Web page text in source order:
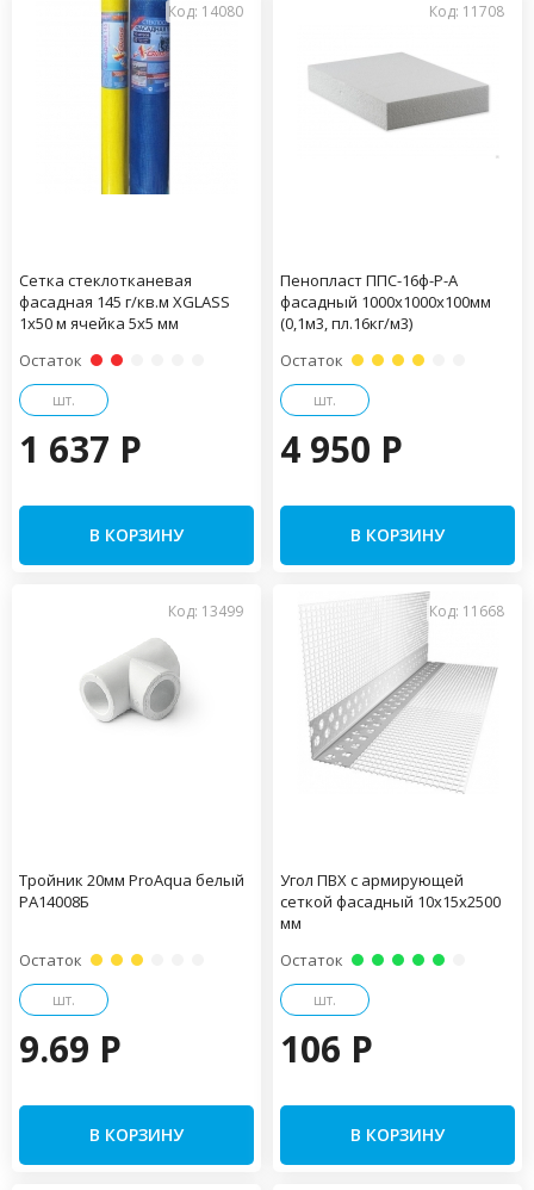
Код: 14080
Сетка стеклотканевая
фасадная 145 г/кв.м XGLASS
1х50 м ячейка 5х5 мм
Остаток
шт.
1 637 P
В КОРЗИНУ
Код: 11708
Пенопласт ППС-16ф-Р-А
фасадный 1000х1000х100мм
(0,1м3, пл.16кг/м3)
Остаток
шт.
4 950 P
В КОРЗИНУ
Код: 13499
Тройник 20мм ProAqua белый
PA14008Б
Остаток
шт.
9.69 P
В КОРЗИНУ
Код: 11668
Угол ПВХ с армирующей
сеткой фасадный 10х15х2500
мм
Остаток
шт.
106 P
В КОРЗИНУ